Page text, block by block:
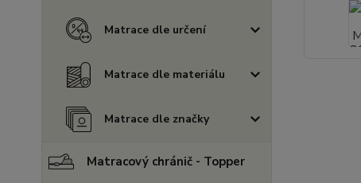
Matrace dle určení
Matrace dle materiálu
Matrace dle značky
Matracový chránič - Topper